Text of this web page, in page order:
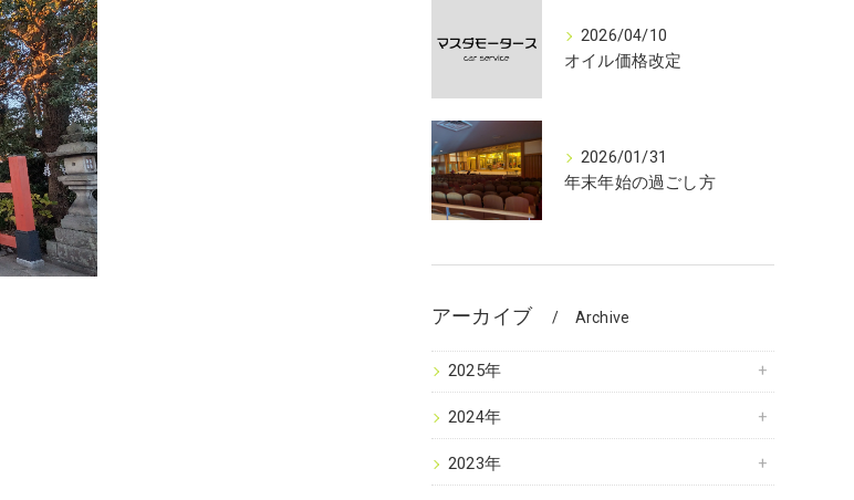
2026/04/10
オイル価格改定
2026/01/31
年末年始の過ごし方
アーカイブ Archive
2025年
2024年
2023年